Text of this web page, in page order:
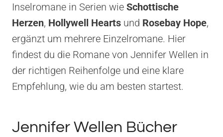
Inselromane in Serien wie Schottische
Herzen, Hollywell Hearts und Rosebay Hope,
ergänzt um mehrere Einzelromane. Hier
findest du die Romane von Jennifer Wellen in
der richtigen Reihenfolge und eine klare
Empfehlung, wie du am besten startest.
Jennifer Wellen Bücher